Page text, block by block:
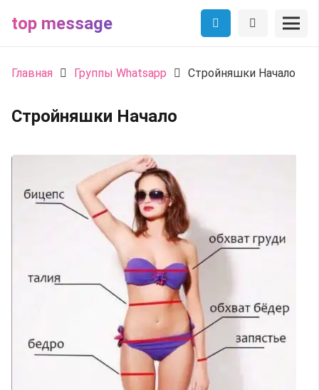
top message
Главная Группы Whatsapp Стройняшки Начало
Стройняшки Начало